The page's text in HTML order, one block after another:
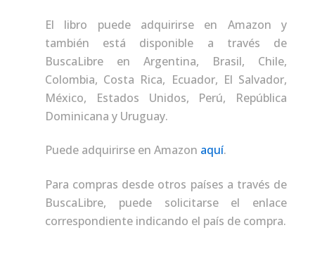
El libro puede adquirirse en Amazon y
también está disponible a través de
BuscaLibre en Argentina, Brasil, Chile,
Colombia, Costa Rica, Ecuador, El Salvador,
México, Estados Unidos, Perú, República
Dominicana y Uruguay.
Puede adquirirse en Amazon aquí.
Para compras desde otros países a través de
BuscaLibre, puede solicitarse el enlace
correspondiente indicando el país de compra.